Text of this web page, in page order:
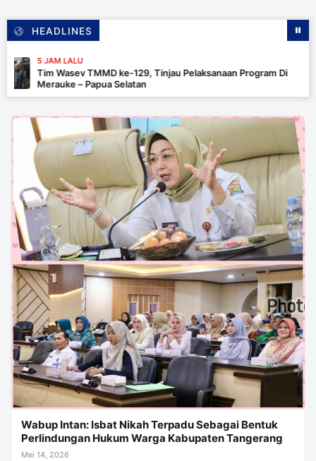
HEADLINES
ke-129, Tinjau Pelaksanaan Program Di
Selatan
Wabup Intan: Isbat Nikah Terpadu Sebagai Bentuk
Perlindungan Hukum Warga Kabupaten Tangerang
Mei 14, 2026